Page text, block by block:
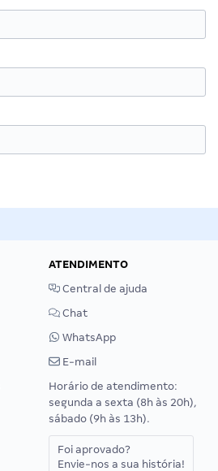
ATENDIMENTO
Central de ajuda
Chat
WhatsApp
E-mail
Horário de atendimento:
segunda a sexta (8h às 20h),
sábado (9h às 13h).
Foi aprovado?
Envie-nos a sua história!